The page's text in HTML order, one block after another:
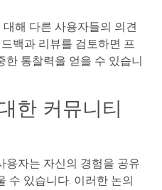
해 다른 사용자들의 의견
백과 리뷰를 검토하면 프
한 통찰력을 얻을 수 있습니
한 커뮤니티
용자는 자신의 경험을 공유
수 있습니다. 이러한 논의